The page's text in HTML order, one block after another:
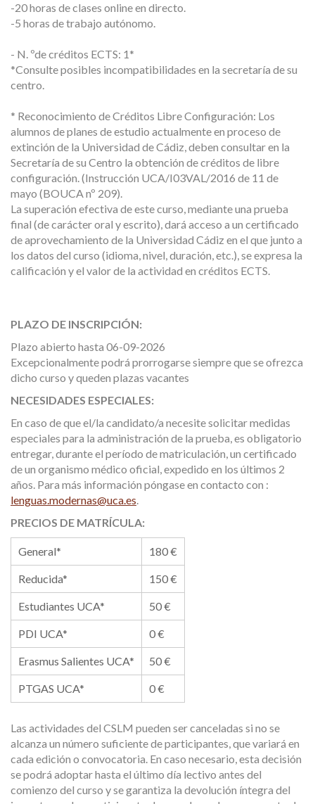
-20 horas de clases online en directo.
-5 horas de trabajo autónomo.
- N. ºde créditos ECTS: 1*
*Consulte posibles incompatibilidades en la secretaría de su
centro.
* Reconocimiento de Créditos Libre Configuración: Los
alumnos de planes de estudio actualmente en proceso de
extinción de la Universidad de Cádiz, deben consultar en la
Secretaría de su Centro la obtención de créditos de libre
configuración. (Instrucción UCA/I03VAL/2016 de 11 de
mayo (BOUCA nº 209).
La superación efectiva de este curso, mediante una prueba
final (de carácter oral y escrito), dará acceso a un certificado
de aprovechamiento de la Universidad Cádiz en el que junto a
los datos del curso (idioma, nivel, duración, etc.), se expresa la
calificación y el valor de la actividad en créditos ECTS.
PLAZO DE INSCRIPCIÓN:
Plazo abierto hasta 06-09-2026
Excepcionalmente podrá prorrogarse siempre que se ofrezca
dicho curso y queden plazas vacantes
NECESIDADES ESPECIALES:
En caso de que el/la candidato/a necesite solicitar medidas
especiales para la administración de la prueba, es obligatorio
entregar, durante el período de matriculación, un certificado
de un organismo médico oficial, expedido en los últimos 2
años. Para más información póngase en contacto con :
lenguas.modernas@uca.es.
PRECIOS DE MATRÍCULA:
General* 180 €
Reducida* 150 €
Estudiantes UCA* 50 €
PDI UCA* 0 €
Erasmus Salientes UCA* 50 €
PTGAS UCA* 0 €
Las actividades del CSLM pueden ser canceladas si no se
alcanza un número suficiente de participantes, que variará en
cada edición o convocatoria. En caso necesario, esta decisión
se podrá adoptar hasta el último día lectivo antes del
comienzo del curso y se garantiza la devolución íntegra del